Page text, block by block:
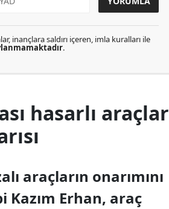
inançlara saldırı içeren, imla kuralları ile
.
hasarlı araçlar
araçların onarımını
Kazım Erhan, araç